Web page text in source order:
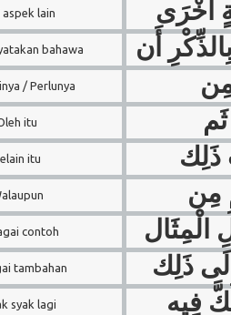
aspek lain أُخْرَى
bahawa أَن
/ Perlunya مِن
itu
itu ذَلِك
مِن
contoh الْمِثَال
tambahan ذَلِك
syak lagi فِيه